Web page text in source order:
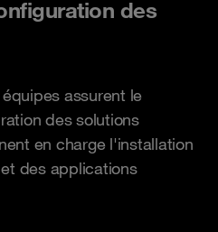
des
assurent le
des solutions
en charge l'installation
des applications